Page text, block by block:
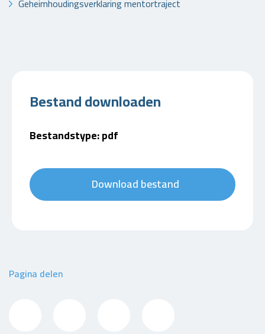
Bestand downloaden
Bestandstype: pdf
Download bestand
Pagina delen